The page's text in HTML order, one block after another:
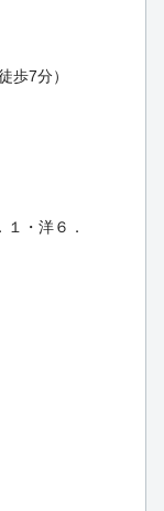
歩7分）
・洋６．